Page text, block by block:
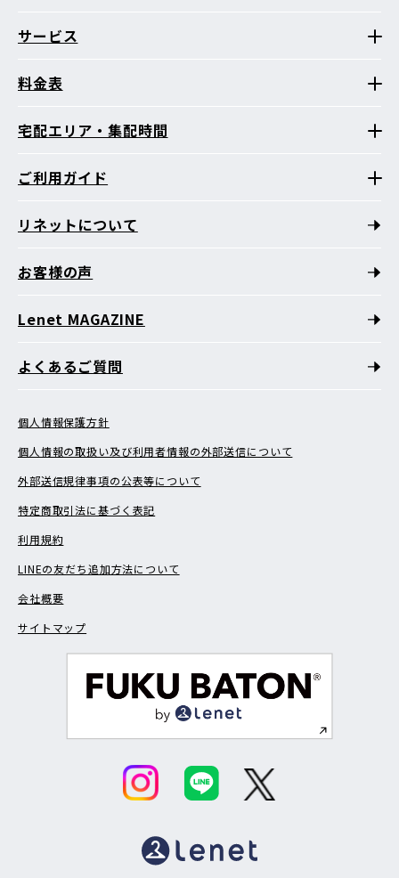
サービス
料金表
宅配エリア・集配時間
ご利用ガイド
リネットについて
お客様の声
Lenet MAGAZINE
よくあるご質問
個人情報保護方針
個人情報の取扱い及び利用者情報の外部送信について
外部送信規律事項の公表等について
特定商取引法に基づく表記
利用規約
LINEの友だち追加方法について
会社概要
サイトマップ